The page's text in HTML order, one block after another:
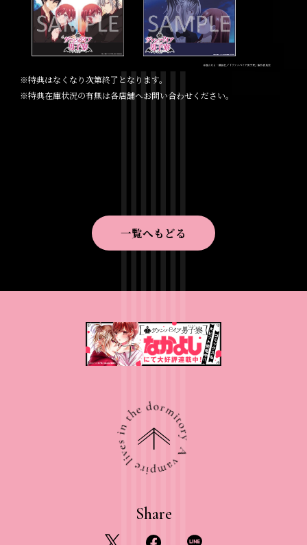
※特典はなくなり次第終了となります。
※特典在庫状況の有無は各店舗へお問い合わせください。
一覧へもどる
に
戻
る
Share